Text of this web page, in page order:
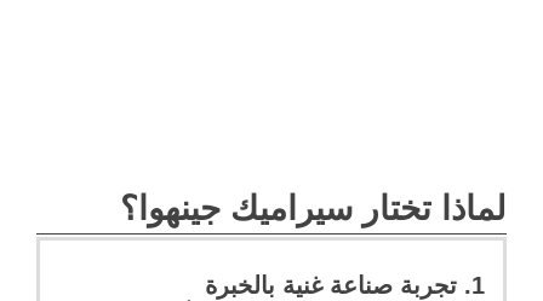
لماذا تختار سيراميك جينهوا؟
1. تجربة صناعة غنية بالخبرة